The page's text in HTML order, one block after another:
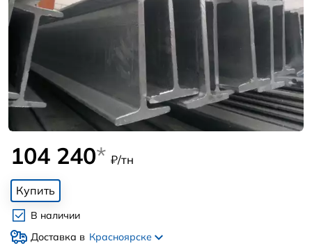
104 240* ₽/тн
Купить
В наличии
Доставка в Красноярске